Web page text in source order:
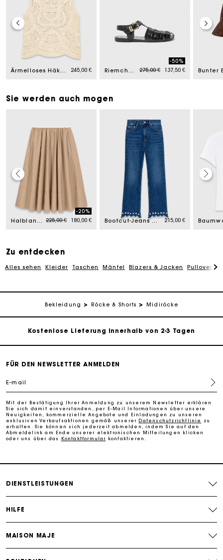
Ärmelloses Häkeltop 245,00 € Riemchensandalen aus Leder Price reduced from
275,00 €to
-50%
137,50 €
Sie werden auch mogen
Halblanger Baumwollrock Price reduced from
225,00 €to
-20%
180,00 €
Bootcut-Jeans mit Perlen 215,00 €
Zu entdecken
Alles sehen Kleider Taschen Mäntel Blazers & Jacken Pullover &
Bekleidung Röcke & Shorts Midiröcke
perfekte Geschenk zu machen
Kostenlose Lieferung innerhalb von 2-3 Tagen
Die Maje-Geschenkkarte: Die beste Möglichkeit, das
perfekte Geschenk zu machen
Kostenlose Lieferung innerhalb von 2-3 Tagen
Kostenlose Umtausch & Rücksendung
Die Maje-Geschenkkarte: Die beste Möglichkeit, das
FÜR DEN NEWSLETTER ANMELDEN
E-mail
Mit der Bestätigung Ihrer Anmeldung zu unserem Newsletter erklären
Sie sich damit einverstanden, per E-Mail Informationen über unsere
Neuigkeiten, kommerzielle Angebote und Einladungen zu unseren
exklusiven Verkaufsaktionen gemäß unserer Datenschutzrichtlinie
zu
erhalten. Sie können sich jederzeit abmelden, indem Sie auf den
Abmeldelink am Ende unserer elektronischen Mitteilungen klicken
oder uns über das
Kontaktformular kontaktieren.
DIENSTLEISTUNGEN
HILFE
MAISON MAJE